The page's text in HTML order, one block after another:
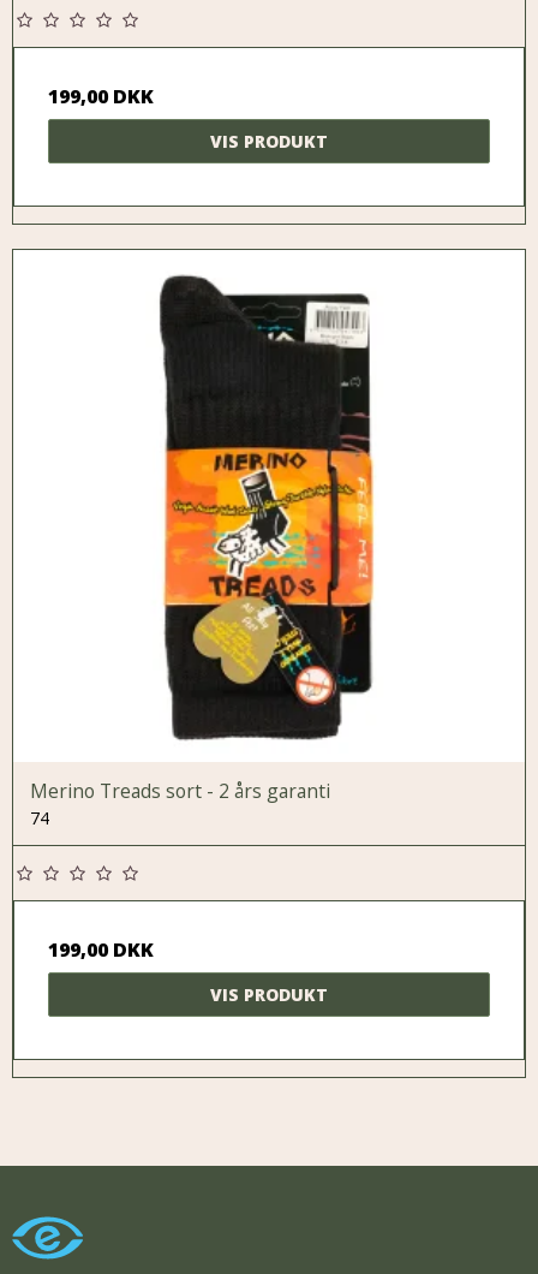
199,00 DKK
VIS PRODUKT
Merino Treads sort - 2 års garanti
74
199,00 DKK
VIS PRODUKT